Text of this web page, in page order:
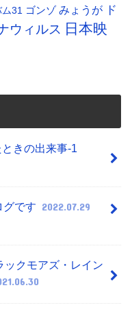
31 ゴンゾ みょうが ド
ウィルス 日本映
きの出来事-1
グです 2022.07.29
ックモアズ・レイン